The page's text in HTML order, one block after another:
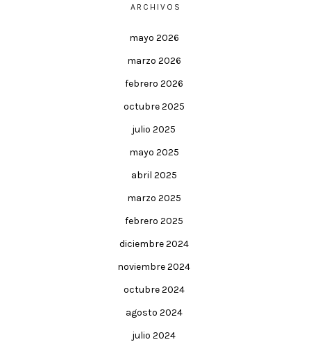
ARCHIVOS
mayo 2026
marzo 2026
febrero 2026
octubre 2025
julio 2025
mayo 2025
abril 2025
marzo 2025
febrero 2025
diciembre 2024
noviembre 2024
octubre 2024
agosto 2024
julio 2024